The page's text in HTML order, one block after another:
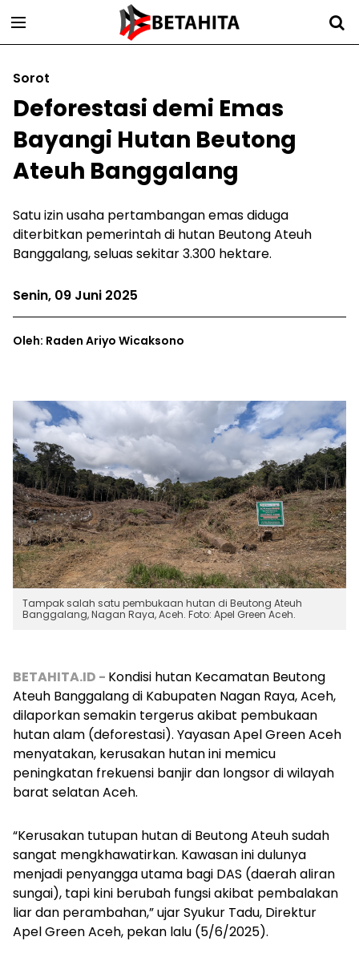
Sorot
Deforestasi demi Emas
Bayangi Hutan Beutong
Ateuh Banggalang
Satu izin usaha pertambangan emas diduga
diterbitkan pemerintah di hutan Beutong Ateuh
Banggalang, seluas sekitar 3.300 hektare.
Senin, 09 Juni 2025
Oleh: Raden Ariyo Wicaksono
Tampak salah satu pembukaan hutan di Beutong Ateuh
Banggalang, Nagan Raya, Aceh. Foto: Apel Green Aceh.
BETAHITA.ID - Kondisi hutan Kecamatan Beutong
Ateuh Banggalang di Kabupaten Nagan Raya, Aceh,
dilaporkan semakin tergerus akibat pembukaan
hutan alam (deforestasi). Yayasan Apel Green Aceh
menyatakan, kerusakan hutan ini memicu
peningkatan frekuensi banjir dan longsor di wilayah
barat selatan Aceh.
“Kerusakan tutupan hutan di Beutong Ateuh sudah
sangat mengkhawatirkan. Kawasan ini dulunya
menjadi penyangga utama bagi DAS (daerah aliran
sungai), tapi kini berubah fungsi akibat pembalakan
liar dan perambahan,” ujar Syukur Tadu, Direktur
Apel Green Aceh, pekan lalu (5/6/2025).